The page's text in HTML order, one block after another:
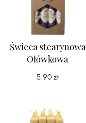
Świeca stearynowa
Ołówkowa
5,90 zł